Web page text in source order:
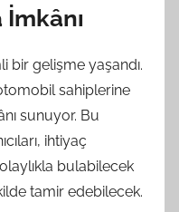
bir gelişme yaşandı.
sahiplerine
sunuyor. Bu
ihtiyaç
bulabilecek
tamir edebilecek.